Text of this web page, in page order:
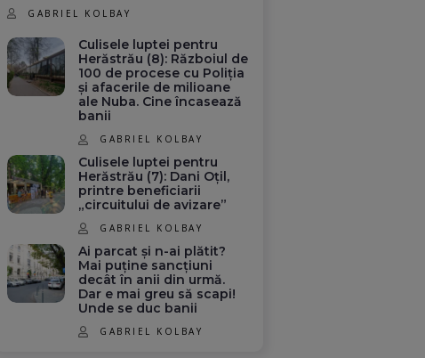
GABRIEL KOLBAY
Culisele luptei pentru
Herăstrău (8): Războiul de
100 de procese cu Poliția
și afacerile de milioane
ale Nuba. Cine încasează
banii
GABRIEL KOLBAY
Culisele luptei pentru
Herăstrău (7): Dani Oțil,
printre beneficiarii
„circuitului de avizare”
GABRIEL KOLBAY
Ai parcat și n-ai plătit?
Mai puține sancțiuni
decât în anii din urmă.
Dar e mai greu să scapi!
Unde se duc banii
GABRIEL KOLBAY